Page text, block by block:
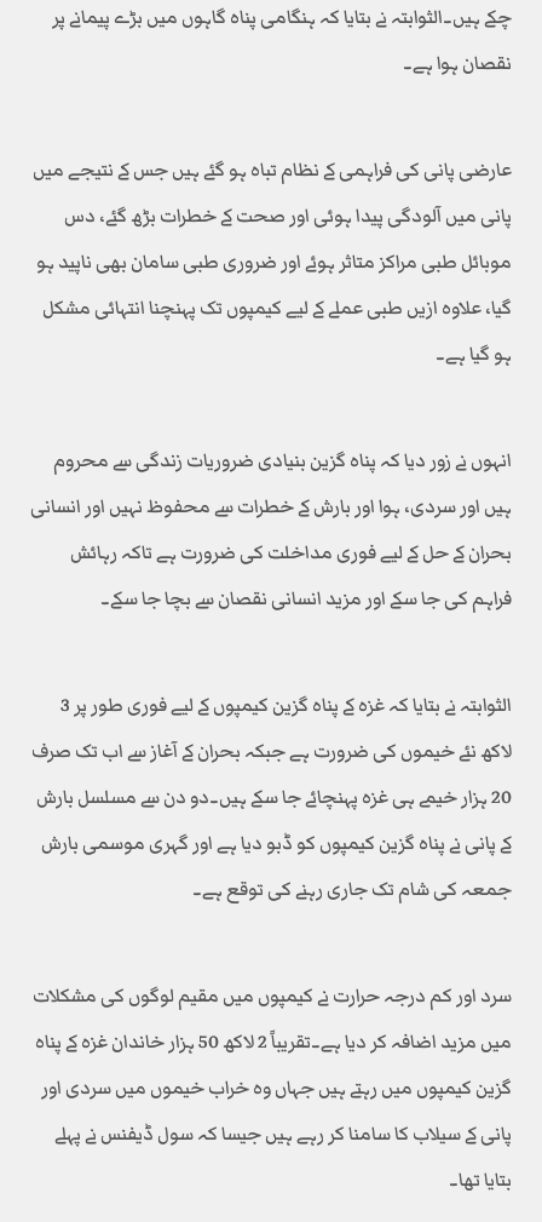
چکے ہیں۔الثوابتہ نے بتایا کہ ہنگامی پناہ گاہوں میں بڑے پیمانے پر
نقصان ہوا ہے۔
عارضی پانی کی فراہمی کے نظام تباہ ہو گئے ہیں جس کے نتیجے میں
پانی میں آلودگی پیدا ہوئی اور صحت کے خطرات بڑھ گئے، دس
موبائل طبی مراکز متاثر ہوئے اور ضروری طبی سامان بھی ناپید ہو
گیا، علاوہ ازیں طبی عملے کے لیے کیمپوں تک پہنچنا انتہائی مشکل
ہو گیا ہے۔
انہوں نے زور دیا کہ پناہ گزین بنیادی ضروریات زندگی سے محروم
ہیں اور سردی، ہوا اور بارش کے خطرات سے محفوظ نہیں اور انسانی
بحران کے حل کے لیے فوری مداخلت کی ضرورت ہے تاکہ رہائش
فراہم کی جا سکے اور مزید انسانی نقصان سے بچا جا سکے۔
الثوابتہ نے بتایا کہ غزہ کے پناہ گزین کیمپوں کے لیے فوری طور پر 3
لاکھ نئے خیموں کی ضرورت ہے جبکہ بحران کے آغاز سے اب تک صرف
20 ہزار خیمے ہی غزہ پہنچائے جا سکے ہیں۔دو دن سے مسلسل بارش
کے پانی نے پناہ گزین کیمپوں کو ڈبو دیا ہے اور گہری موسمی بارش
جمعہ کی شام تک جاری رہنے کی توقع ہے۔
سرد اور کم درجہ حرارت نے کیمپوں میں مقیم لوگوں کی مشکلات
میں مزید اضافہ کر دیا ہے۔تقریباً 2 لاکھ 50 ہزار خاندان غزہ کے پناہ
گزین کیمپوں میں رہتے ہیں جہاں وہ خراب خیموں میں سردی اور
پانی کے سیلاب کا سامنا کر رہے ہیں جیسا کہ سول ڈیفنس نے پہلے
بتایا تھا۔